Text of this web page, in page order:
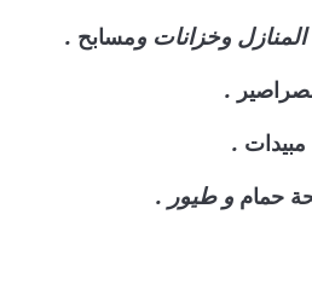
المنازل وخزانات ومسابح .
.
.
حمام و طيور .